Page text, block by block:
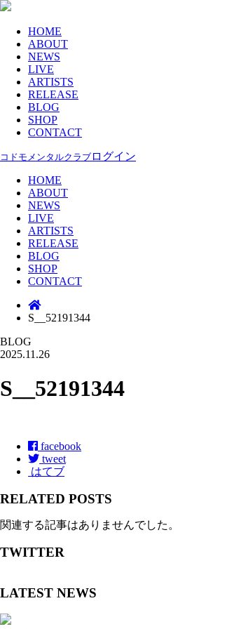
HOME
ABOUT
NEWS
LIVE
ARTISTS
RELEASE
BLOG
SHOP
CONTACT
コドモメンタルクラブ ログイン
HOME
ABOUT
NEWS
LIVE
ARTISTS
RELEASE
BLOG
SHOP
CONTACT
S__52191344
BLOG
2025.11.26
S__52191344
facebook
tweet
はてブ
RELATED POSTS
関連する記事はありませんでした。
TWITTER
LATEST NEWS